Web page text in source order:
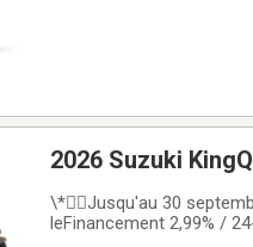
2026 Suzuki
\*Jusqu'au 30
leFinancement 2,99% /